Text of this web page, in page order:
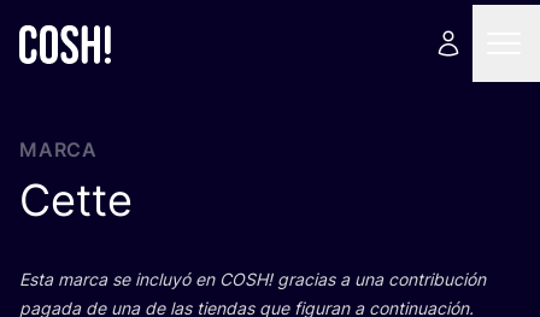
MARCA
Cette
Esta mar­ca se inclu­yó en COSH! gra­cias a una con­tri­bu­ción
paga­da de una de las tien­das que figu­ran a continuación.